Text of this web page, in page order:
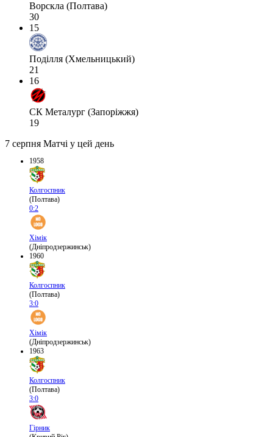
Ворскла (Полтава)
30
15
Поділля (Хмельницький)
21
16
СК Металург (Запоріжжя)
19
7 серпня Матчі у цей день
1958
Колгоспник
(Полтава)
0:2
Хімік
(Дніпродзержинськ)
1960
Колгоспник
(Полтава)
3:0
Хімік
(Дніпродзержинськ)
1963
Колгоспник
(Полтава)
3:0
Гірник